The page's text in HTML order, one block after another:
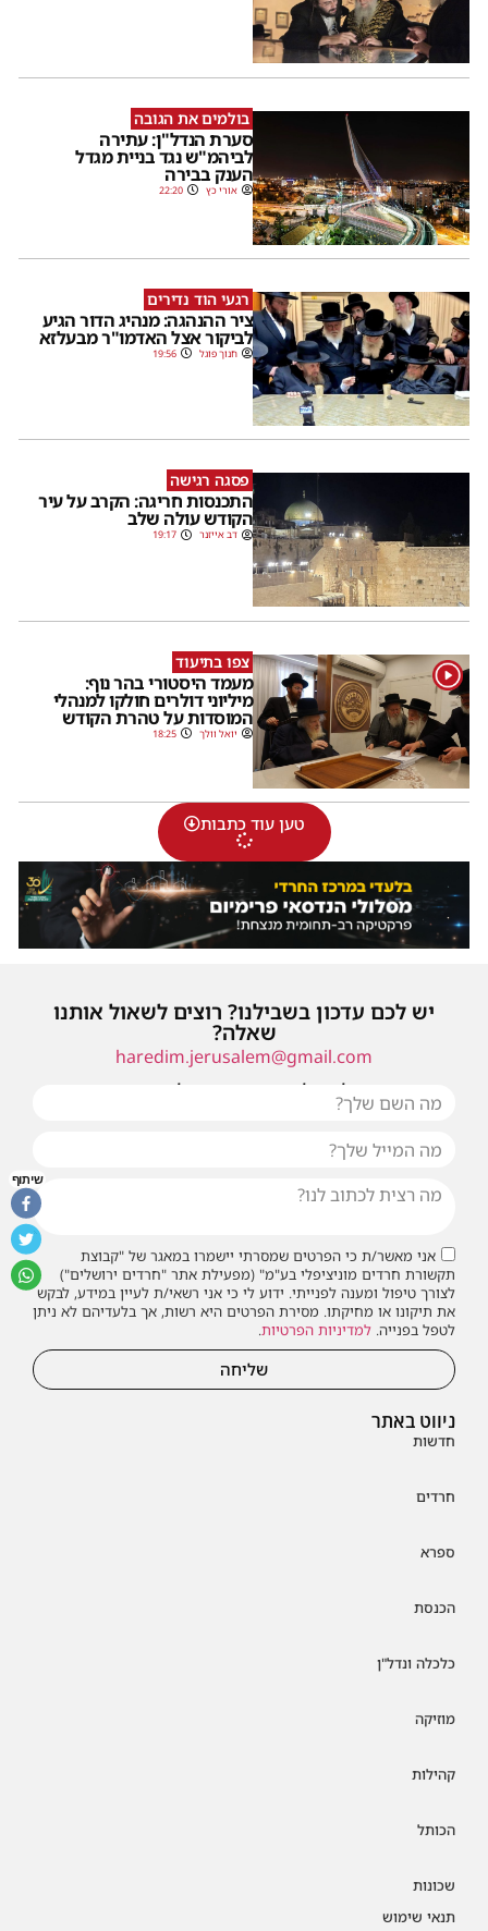
בולמים את הגובה
סערת הנדל"ן: עתירה
לביהמ"ש נגד בניית מגדל
הענק בבירה
אורי כץ 22:20
רגעי הוד נדירים
ציר ההנהגה: מנהיג הדור הגיע
לביקור אצל האדמו"ר מבעלזא
חנוך פוגל 19:56
פסגה רגישה
התכנסות חריגה: הקרב על עיר
הקודש עולה שלב
דב אייזנר 19:17
1 צפו בתיעוד
מעמד היסטורי בהר נוף:
מיליוני דולרים חולקו למנהלי
המוסדות על טהרת הקודש
יואל וולך 18:25
טען עוד כתבות
ניווט באתר
חדשות
חרדים
ספרא
הכנסת
כלכלה ונדל"ן
מוזיקה
קהילות
הכותל
שכונות
תנאי שימוש
יש לכם עדכון בשבילנו? רוצים לשאול אותנו
שאלה?
haredim.jerusalem@gmail.com
או שילחו אלינו פנייה ונחזור אליכם בהקדם
אני מאשר/ת כי הפרטים שמסרתי יישמרו במאגר של "קבוצת
תקשורת חרדים מוניציפלי בע"מ" (מפעילת אתר "חרדים ירושלים")
לצורך טיפול ומענה לפנייתי. ידוע לי כי אני רשאי/ת לעיין במידע, לבקש
את תיקונו או מחיקתו. מסירת הפרטים היא רשות, אך בלעדיהם לא ניתן
לטפל בפנייה. למדיניות הפרטיות.
שליחה
שיתוף